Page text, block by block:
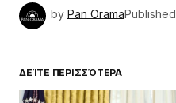
by Pan OramaPublished
ΔΕΊΤΕ ΠΕΡΙΣΣΌΤΕΡΑ